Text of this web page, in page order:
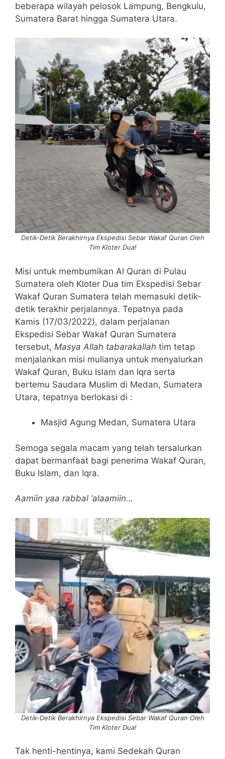
beberapa wilayah pelosok Lampung, Bengkulu,
Sumatera Barat hingga Sumatera Utara.
Detik-Detik Berakhirnya Ekspedisi Sebar Wakaf Quran Oleh
Tim Kloter Dua!
Misi untuk membumikan Al Quran di Pulau
Sumatera oleh Kloter Dua tim Ekspedisi Sebar
Wakaf Quran Sumatera telah memasuki detik-
detik terakhir perjalannya. Tepatnya pada
Kamis (17/03/2022), dalam perjalanan
Ekspedisi Sebar Wakaf Quran Sumatera
tersebut, Masya Allah tabarakallah tim tetap
menjalankan misi mulianya untuk menyalurkan
Wakaf Quran, Buku Islam dan Iqra serta
bertemu Saudara Muslim di Medan, Sumatera
Utara, tepatnya berlokasi di :
Masjid Agung Medan, Sumatera Utara
Semoga segala macam yang telah tersalurkan
dapat bermanfaat bagi penerima Wakaf Quran,
Buku Islam, dan Iqra.
Aamiin yaa rabbal ‘alaamiin…
Detik-Detik Berakhirnya Ekspedisi Sebar Wakaf Quran Oleh
Tim Kloter Dua!
Tak henti-hentinya, kami Sedekah Quran